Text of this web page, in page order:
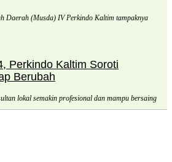
Daerah (Musda) IV Perkindo Kaltim tampaknya
Perkindo Kaltim Soroti
Berubah
lokal semakin profesional dan mampu bersaing